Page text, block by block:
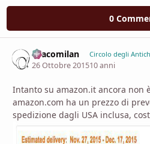
0
Dracomilan Circolo degli
26 Ottobre 201510 anni
Intanto su amazon.it ancora non
amazon.com ha un prezzo di
spedizione dagli USA inclusa,